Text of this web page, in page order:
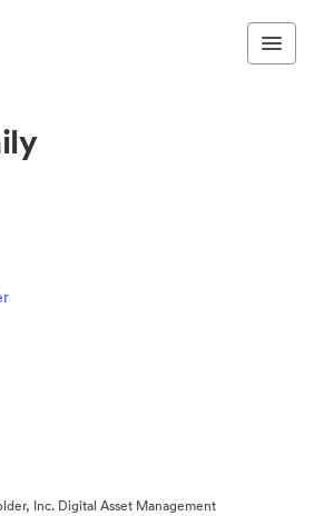
Inc. Digital Asset Management